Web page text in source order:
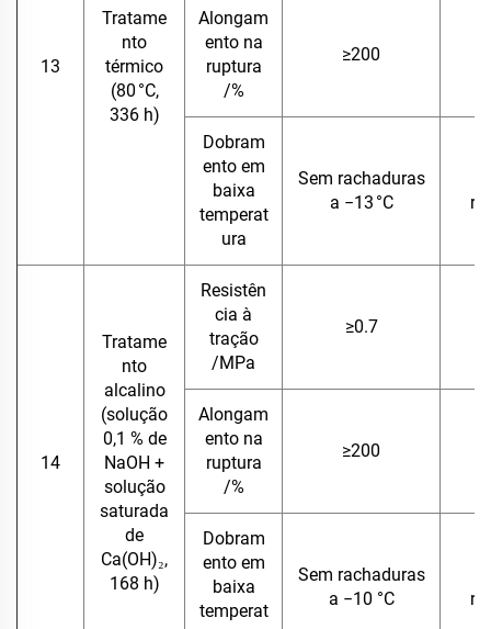
13
Tratame
nto
térmico
(80 °C,
336 h)
Alongam
ento na
ruptura
/%
≥200
Dobram
ento em
baixa
temperat
ura
Sem rachaduras
a −13 °C
14
Tratame
nto
alcalino
(solução
0,1 % de
NaOH +
solução
saturada
de
Ca(OH)₂,
168 h)
Resistên
cia à
tração
/MPa
≥0.7
Alongam
ento na
ruptura
/%
≥200
Dobram
ento em
baixa
temperat
Sem rachaduras
a −10 °C